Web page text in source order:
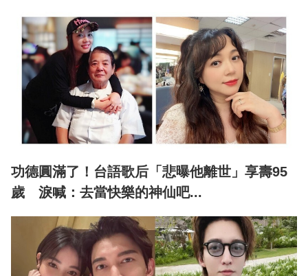
功德圓滿了！台語歌后「悲曝他離世」享壽95
歲 淚喊：去當快樂的神仙吧...